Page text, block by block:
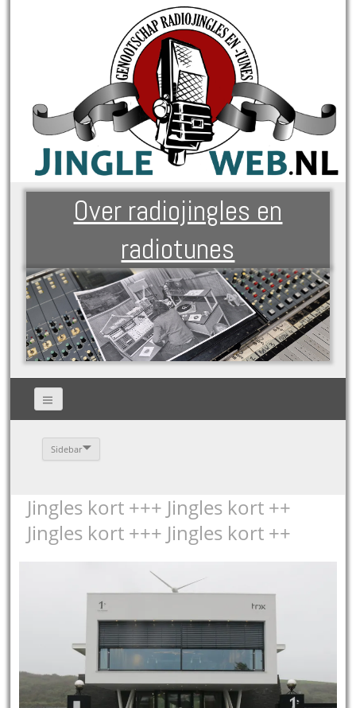
Over radiojingles en
radiotunes
Sidebar
Jingles kort +++ Jingles kort ++
Jingles kort +++ Jingles kort ++